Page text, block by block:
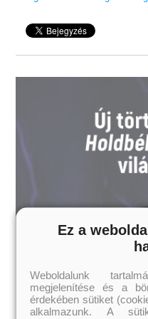
– TThhomas
Mélyedj el!
Ez a
Weboldalunk
megjelenítése és a
érdekében sütiket
alkalmazunk. A